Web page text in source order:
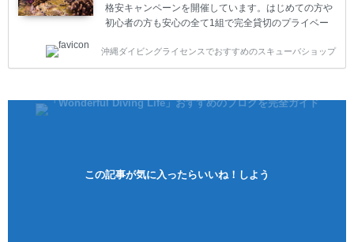
格安キャンペーンを開催しています。はじめての方や
初心者の方も安心の全て1組で完全貸切のプライベー
1人様から気軽にご参加ください。 全てのコースで高
画質の記念撮影&水中撮影付きです。初心者の方やダ
す。 沖縄本島周辺ビーチ・体験ダイビング 格安キャ
沖縄ダイビングライセンスでおすすめのスキューバショップ
この記事が気に入ったらいいね！しよう